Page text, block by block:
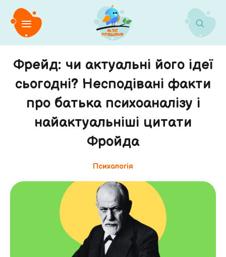
Фрейд: чи актуальні його ідеї
сьогодні? Несподівані факти
про батька психоаналізу і
найактуальніші цитати
Фройда
Психологія